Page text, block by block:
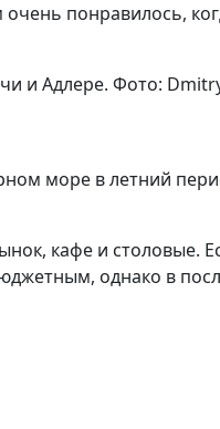
понравилось,
и Адлере. Фото:
море в летний
кафе и столовые.
однако в